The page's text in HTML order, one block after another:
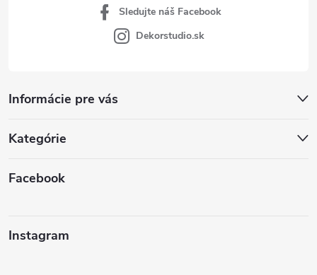
Informácie pre vás
Kategórie
Facebook
Instagram
Sledujte náš Facebook
Dekorstudio.sk